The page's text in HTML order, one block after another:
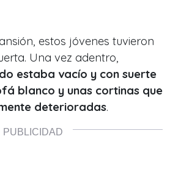
estos jóvenes tuvieron
Una vez adentro,
estaba vacío y con suerte
blanco y unas cortinas que
deterioradas.